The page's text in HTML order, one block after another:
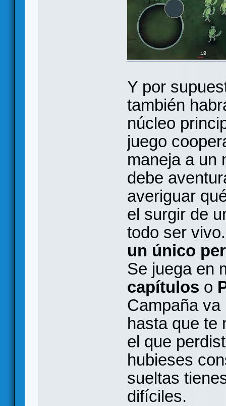
Y por
también
núcleo
juego
maneja a un
debe
averiguar
el surgir de
todo ser
un único
Se juega en
capítulos o
Campaña
hasta que te
el que
hubieses
sueltas
difíciles.